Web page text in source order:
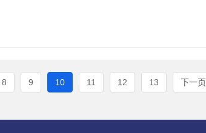
8 9 10 11 12 13 下一页